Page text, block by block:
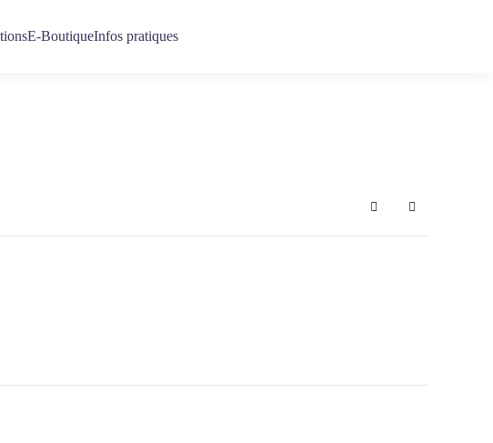
E-BoutiqueInfos pratiques
SearchSign In